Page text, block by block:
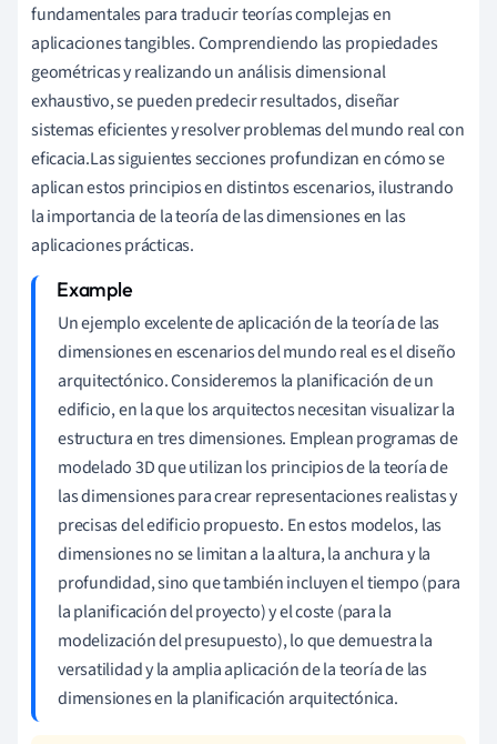
fundamentales para traducir teorías complejas en
aplicaciones tangibles. Comprendiendo las propiedades
geométricas y realizando un análisis dimensional
exhaustivo, se pueden predecir resultados, diseñar
sistemas eficientes y resolver problemas del mundo real con
eficacia.Las siguientes secciones profundizan en cómo se
aplican estos principios en distintos escenarios, ilustrando
la importancia de la teoría de las dimensiones en las
aplicaciones prácticas.
Un ejemplo excelente de aplicación de la teoría de las
dimensiones en escenarios del mundo real es el diseño
arquitectónico. Consideremos la planificación de un
edificio, en la que los arquitectos necesitan visualizar la
estructura en tres dimensiones. Emplean programas de
modelado 3D que utilizan los principios de la teoría de
las dimensiones para crear representaciones realistas y
precisas del edificio propuesto. En estos modelos, las
dimensiones no se limitan a la altura, la anchura y la
profundidad, sino que también incluyen el tiempo (para
la planificación del proyecto) y el coste (para la
modelización del presupuesto), lo que demuestra la
versatilidad y la amplia aplicación de la teoría de las
dimensiones en la planificación arquitectónica.